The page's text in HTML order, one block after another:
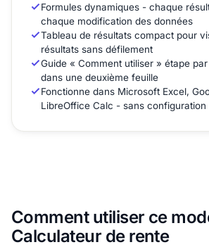
Formules dynamiques - chaque
chaque modification des données
Tableau de résultats compact pour
résultats sans défilement
Guide « Comment utiliser » étape
dans une deuxième feuille
Fonctionne dans Microsoft Excel,
LibreOffice Calc - sans configuration
Comment utiliser ce
Calculateur de rente